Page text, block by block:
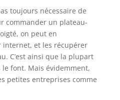
toujours nécessaire de
commander un plateau-
on peut en
internet, et les récupérer
C’est ainsi que la plupart
font. Mais évidemment,
petites entreprises comme